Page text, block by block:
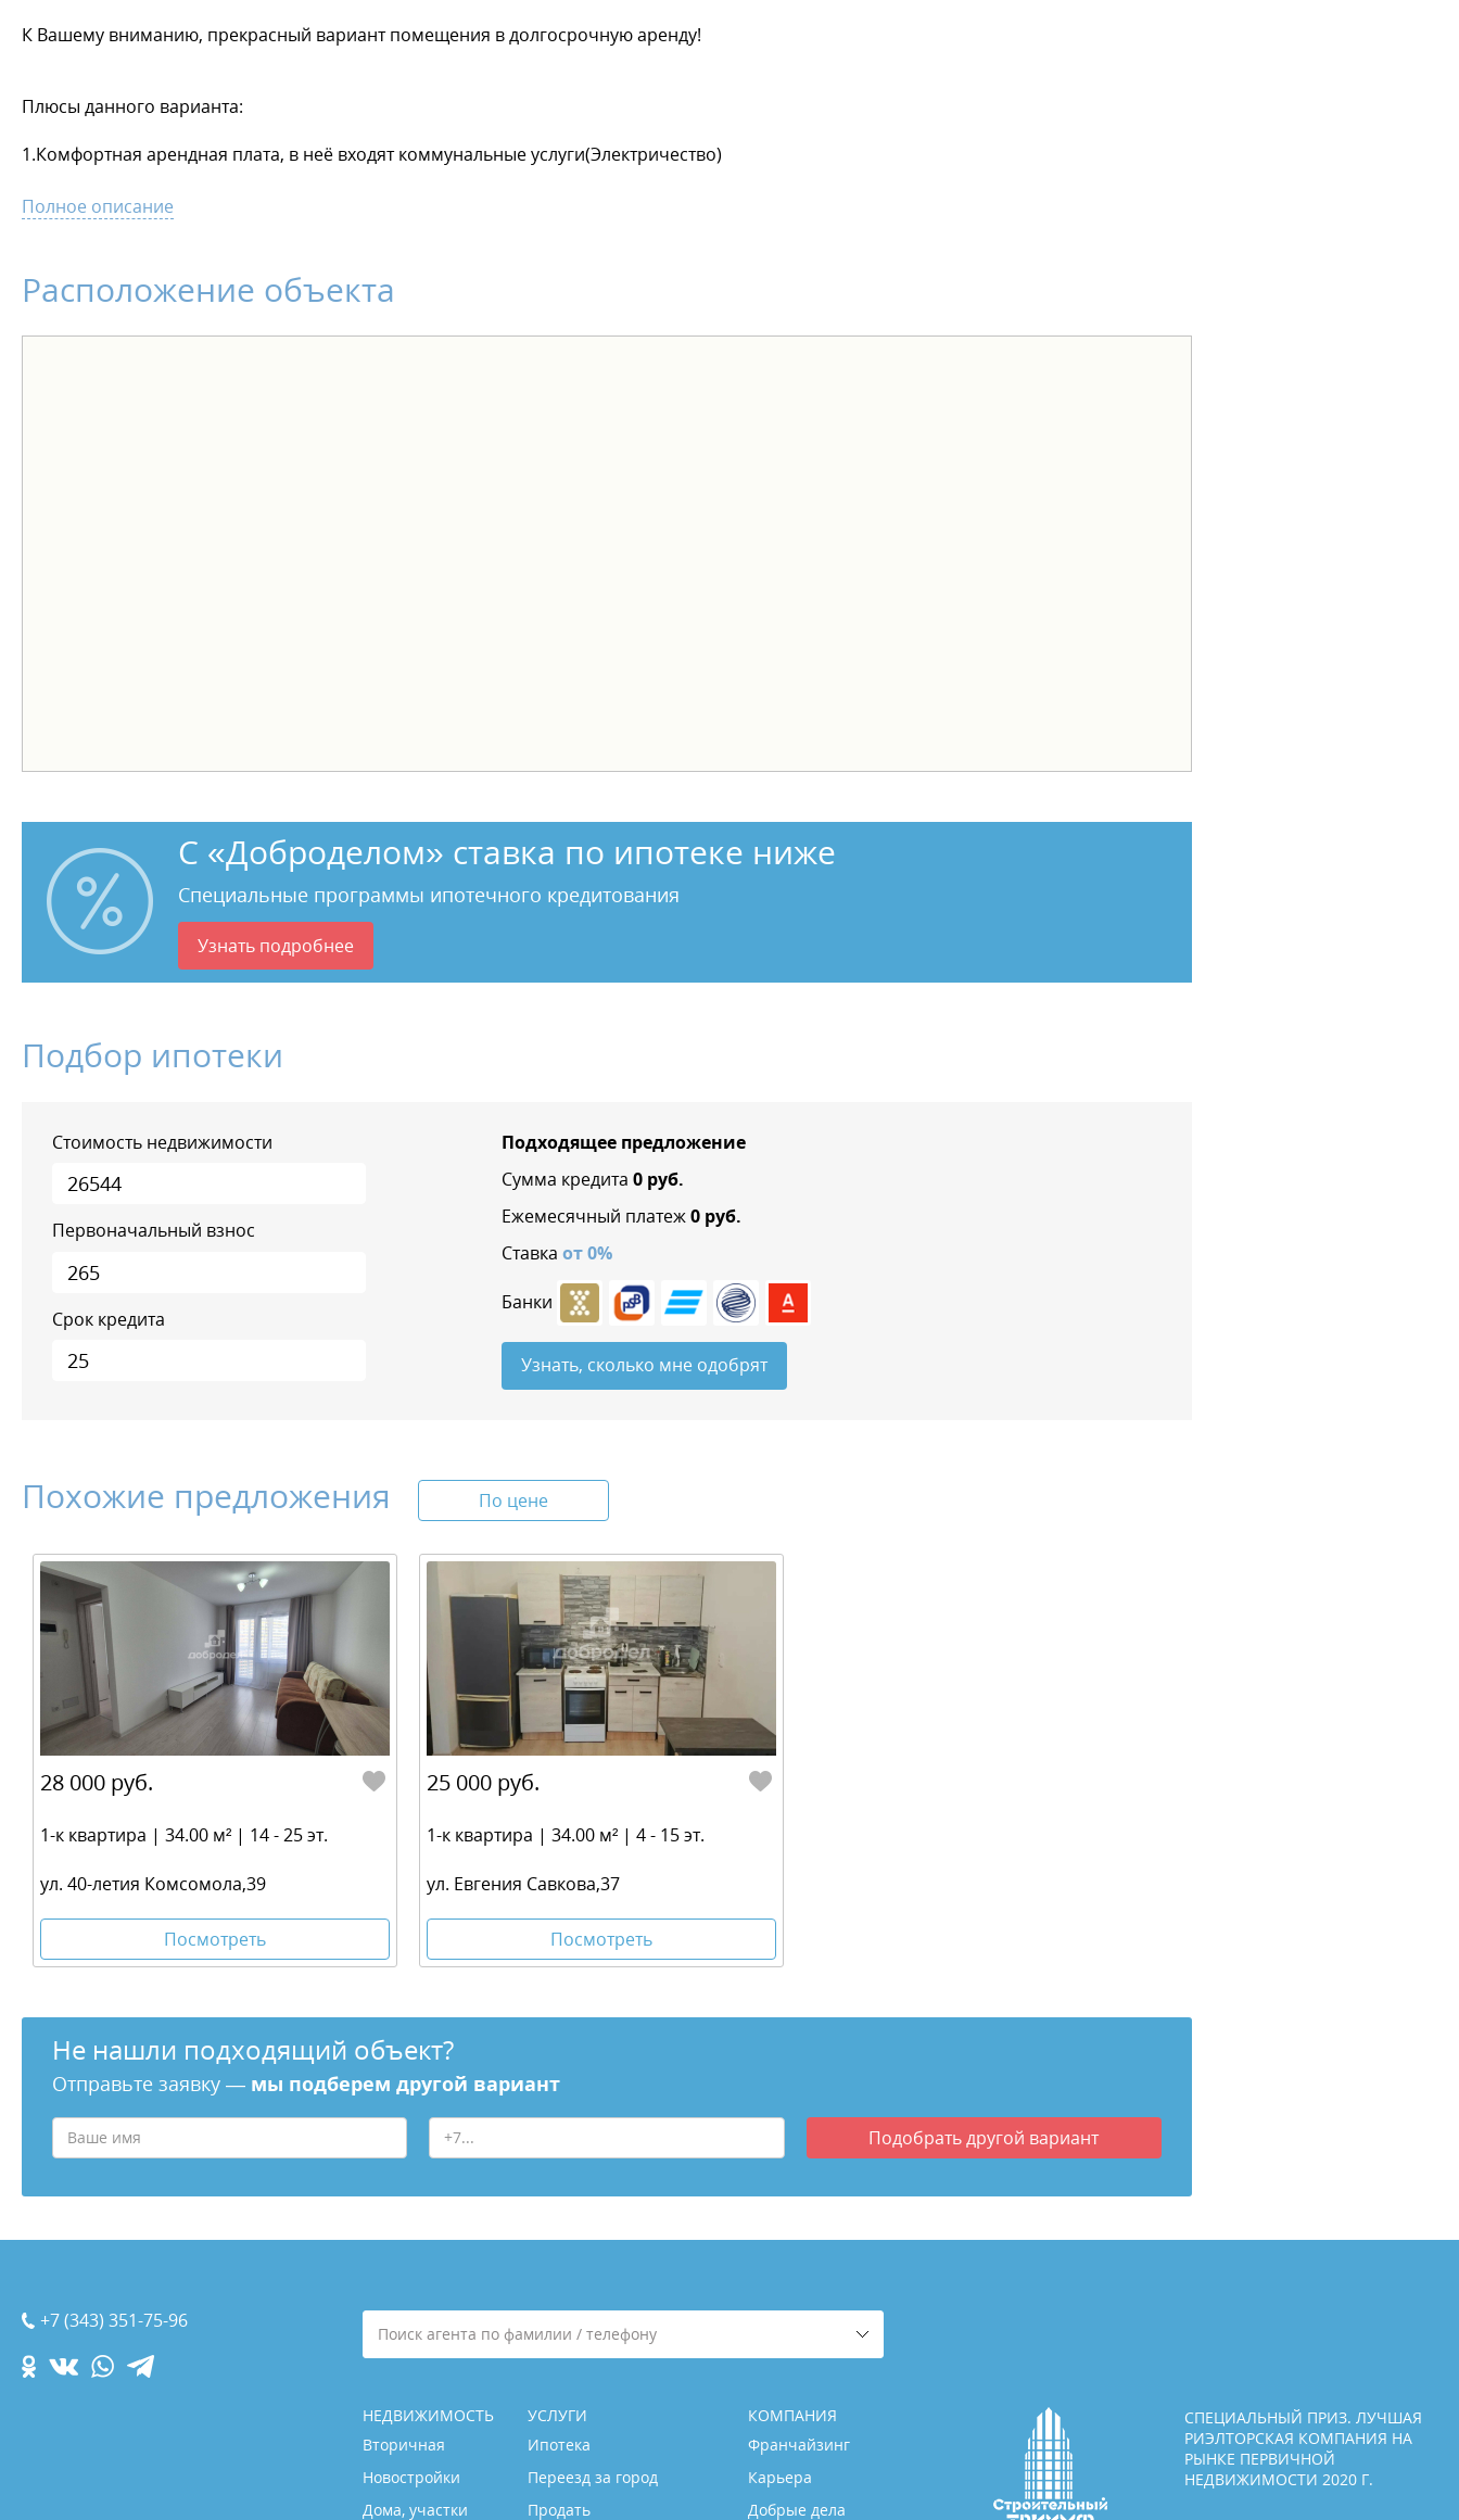
К Вашему вниманию, прекрасный вариант помещения в долгосрочную аренду!
Плюсы данного варианта:
1.Комфортная арендная плата, в неё входят коммунальные услуги(Электричество)
2.Комиссия агенту в сумме 26544 с ндс
3.Активная обратная связь. ID объекта в нашей базе: 6399
Полное описание
Расположение объекта
С «Доброделом» ставка по ипотеке ниже
Специальные программы ипотечного кредитования
Узнать подробнее
Подбор ипотеки
Стоимость недвижимости
Первоначальный взнос
Срок кредита
Подходящее предложение
Сумма кредита 0 руб.
Ежемесячный платеж 0 руб.
Ставка от0%
Банки
Узнать, сколько мне одобрят
Похожие предложения По цене
28 000 руб.
1-к квартира | 34.00 м² | 14 - 25 эт.
ул. 40-летия Комсомола,39
Посмотреть
25 000 руб.
1-к квартира | 34.00 м² | 4 - 15 эт.
ул. Евгения Савкова,37
Посмотреть
Не нашли подходящий объект?
Отправьте заявку — мы подберем другой вариант
Подобратьдругой вариант
+7 (343) 351-75-96
Поиск агента по фамилии / телефону
НЕДВИЖИМОСТЬ
Вторичная
Новостройки
Дома, участки
УСЛУГИ
Ипотека
Переезд за город
Продать
КОМПАНИЯ
Франчайзинг
Карьера
Добрые дела
СПЕЦИАЛЬНЫЙ ПРИЗ. ЛУЧШАЯ
РИЭЛТОРСКАЯ КОМПАНИЯ НА
РЫНКЕ ПЕРВИЧНОЙ
НЕДВИЖИМОСТИ 2020 Г.